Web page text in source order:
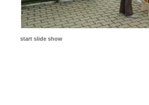
start slide show